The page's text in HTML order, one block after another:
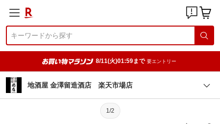
8/11(火)01:59まで 要エントリー
地酒屋 金澤留造酒店 楽天市場店
1/2